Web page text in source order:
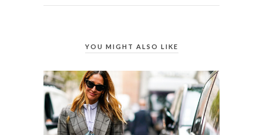
YOU MIGHT ALSO LIKE